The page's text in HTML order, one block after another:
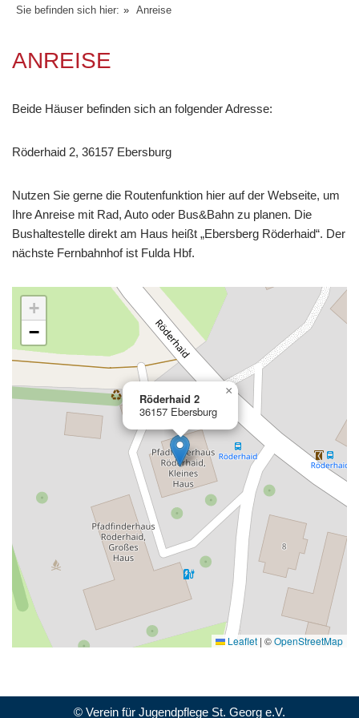
Sie befinden sich hier: » Anreise
ANREISE
Beide Häuser befinden sich an folgender Adresse:
Röderhaid 2, 36157 Ebersburg
Nutzen Sie gerne die Routenfunktion hier auf der Webseite, um
Ihre Anreise mit Rad, Auto oder Bus&Bahn zu planen. Die
Bushaltestelle direkt am Haus heißt „Ebersberg Röderhaid“. Der
nächste Fernbahnhof ist Fulda Hbf.
Röderhaid 2
36157 Ebersburg
×
+
−
Leaflet | ©OpenStreetMap
© Verein für Jugendpflege St. Georg e.V.